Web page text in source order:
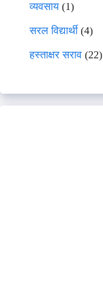
व्यवसाय(1)
सरल विद्यार्थी(4)
हस्ताक्षर सराव (22)